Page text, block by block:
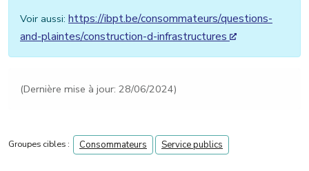
Voir aussi: https://ibpt.be/consommateurs/questions-
and-plaintes/construction-d-infrastructures
(Dernière mise à jour: 28/06/2024)
Groupes cibles : Consommateurs Service publics